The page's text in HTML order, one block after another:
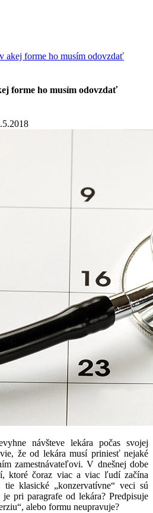
akej forme ho musím odovzdať
forme ho musím odovzdať
návšteve lekára počas svojej
že od lekára musí priniesť nejaké
zamestnávateľovi. V dnešnej dobe
ktoré čoraz viac a viac ľudí začína
klasické „konzervatívne“ veci sú
pri paragrafe od lekára? Predpisuje
alebo formu neupravuje?